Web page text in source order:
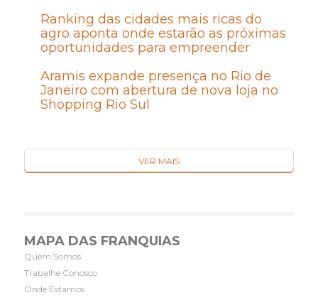
Ranking das cidades mais ricas do
agro aponta onde estarão as próximas
oportunidades para empreender
Aramis expande presença no Rio de
Janeiro com abertura de nova loja no
Shopping Rio Sul
VER MAIS
MAPA DAS FRANQUIAS
Quem Somos
Trabalhe Conosco
Onde Estamos